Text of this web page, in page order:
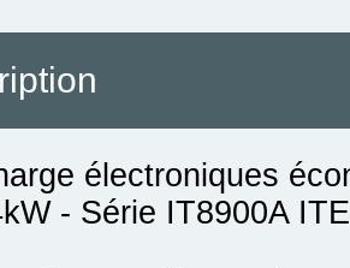
électroniques
- Série IT8900A